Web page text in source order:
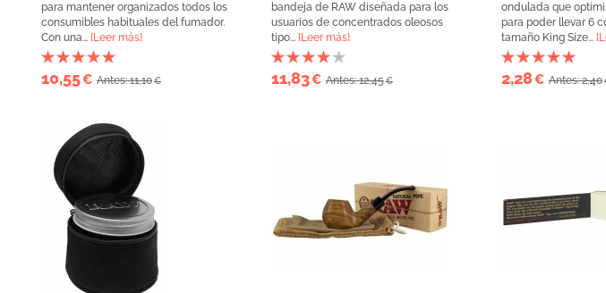
para mantener organizados todos los
consumibles habituales del fumador.
Con una... [Leer más]
10,55€ Antes: 11,10€
bandeja de RAW diseñada para los
usuarios de concentrados oleosos
tipo... [Leer más]
11,83€ Antes: 12,45€
ondulada que
para poder llevar 6
tamaño King Size...
2,28€ Antes: 2,40